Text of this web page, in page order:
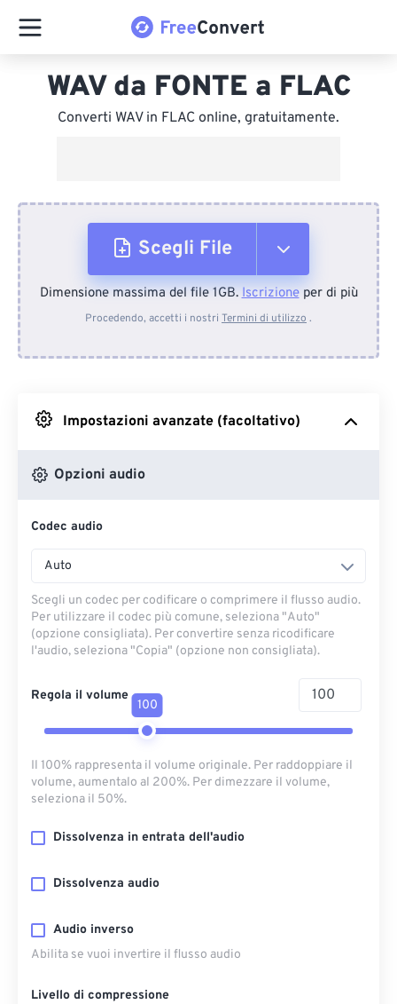
WAV da FONTE a FLAC
Converti WAV in FLAC online, gratuitamente.
Scegli File
Dal dispositivo
Da Google Drive
Dimensione massima del file 1GB.Iscrizioneper di più
Procedendo, accetti i nostri Termini di utilizzo .
Impostazioni avanzate (facoltativo)
Opzioni audio
Codec audio
Auto
Scegli un codec per codificare o comprimere il flusso audio.
Per utilizzare il codec più comune, seleziona "Auto"
(opzione consigliata). Per convertire senza ricodificare
l'audio, seleziona "Copia" (opzione non consigliata).
Regola il volume
100
Il 100% rappresenta il volume originale. Per raddoppiare il
volume, aumentalo al 200%. Per dimezzare il volume,
seleziona il 50%.
Dissolvenza in entrata dell'audio
Dissolvenza audio
Audio inverso
Abilita se vuoi invertire il flusso audio
Livello di compressione